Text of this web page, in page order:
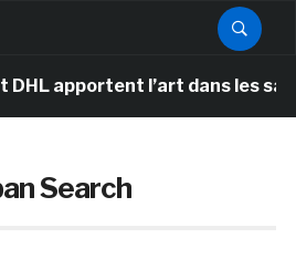
apportent l’art dans les salles
Search